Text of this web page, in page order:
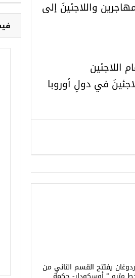
واللاجئينَ إلى
اللاجئين
في دولِ أوروبا
يفتتح القسم الثاني من